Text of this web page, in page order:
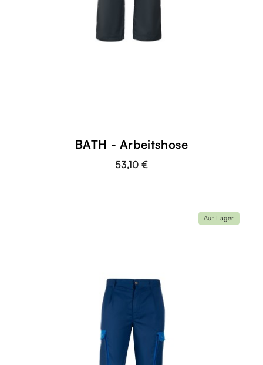
BATH - Arbeitshose
53,10 €
Auf Lager